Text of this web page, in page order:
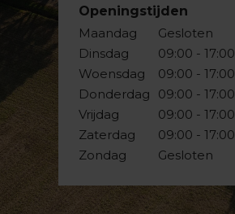
Openingstijden
Maandag
Dinsdag
Woensdag
Donderdag
Vrijdag
Zaterdag
Zondag
Gesloten
09:00 - 17:00
09:00 - 17:00
09:00 - 17:00
09:00 - 17:00
09:00 - 17:00
Gesloten